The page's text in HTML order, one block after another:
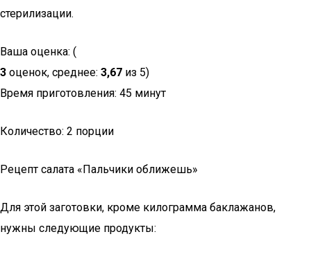
стерилизации.
Ваша оценка: (
3 оценок, среднее: 3,67 из 5)
Время приготовления: 45 минут
Количество: 2 порции
Рецепт салата «Пальчики оближешь»
Для этой заготовки, кроме килограмма баклажанов,
нужны следующие продукты: